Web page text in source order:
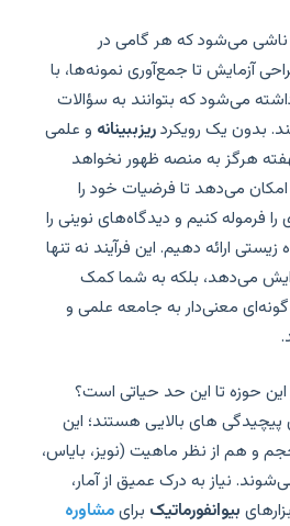
ناشی می‌شود که هر گامی در
آزمایش تا جمع‌آوری نمونه‌ها، با
می‌شود که بتوانند به سؤالات
بدون یک رویکردریزببینانه و علمی
هرگز به منصه ظهور نخواهد
می‌دهد تا فرضیات خود را
فرموله کنیم و دیدگاه‌های نوینی را
ارائه دهیم. این فرآیند نه تنها
می‌دهد، بلکه به شما کمک
گونه‌ای معنی‌دار به جامعه علمی و
حوزه تا این حد حیاتی است؟
پیچیدگی های بالایی هستند؛ این
و هم از نظر ماهیت (نویز، بایاس،
نیاز به درک عمیق از آمار،
بیوانفورماتیک برایمشاوره